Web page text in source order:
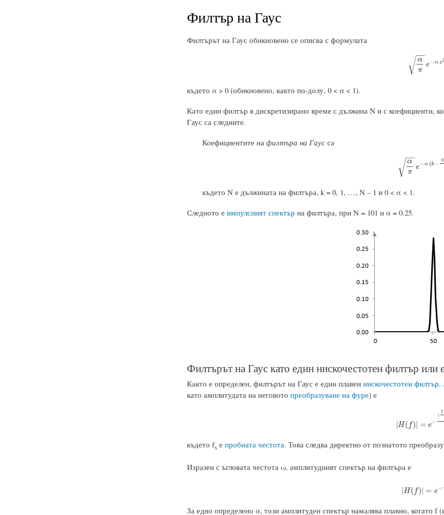
Филтър на Гаус
Филтърът на Гаус обикновено се описва с формулата
α
π
−−
√ e−α x2
απe −αx2
където α > 0 (обикновено, както по-долу, 0 < α < 1).
Като един филтър в дискретизирано време с дължина N и с коефициенти,
Гаус са следните.
Коефициентите на филтъра на Гаусса
α
π
−−
√ e−α (k− N
απe−α(k−N−1
където N е дължината на филтъра, k = 0, 1, …, N – 1 и 0 < α < 1.
Следното е импулсният спектър на филтъра, при N = 101 и α = 0.25.
Филтърът на Гаус като един нискочестотен филтър или
Както е определен, филтърът на Гаус е един плавен нискочестотен филтър.
като амплитудата на неговото преобразуване на фуре) е
|H( f)| = e−
(
2
|H(f )|=e −( 2πfs
където fs е пробната честота. Това следва директно от познатото
Изразен с ъгловата честота ω, амплитудният спектър на филтъра е
|H ( f)| = e−
|H( f)|= e− ω2
За едно определено α, този амплитуден спектър намалява плавно, когато